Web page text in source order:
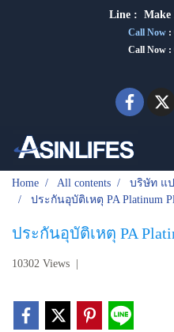
Line : Make
Call Now :
Call Now :
Home All contents
บริษัท แ
ประกันอุบัติเหตุ PA Platinum
ประกันอุบัติเหตุ PA
10302 Views